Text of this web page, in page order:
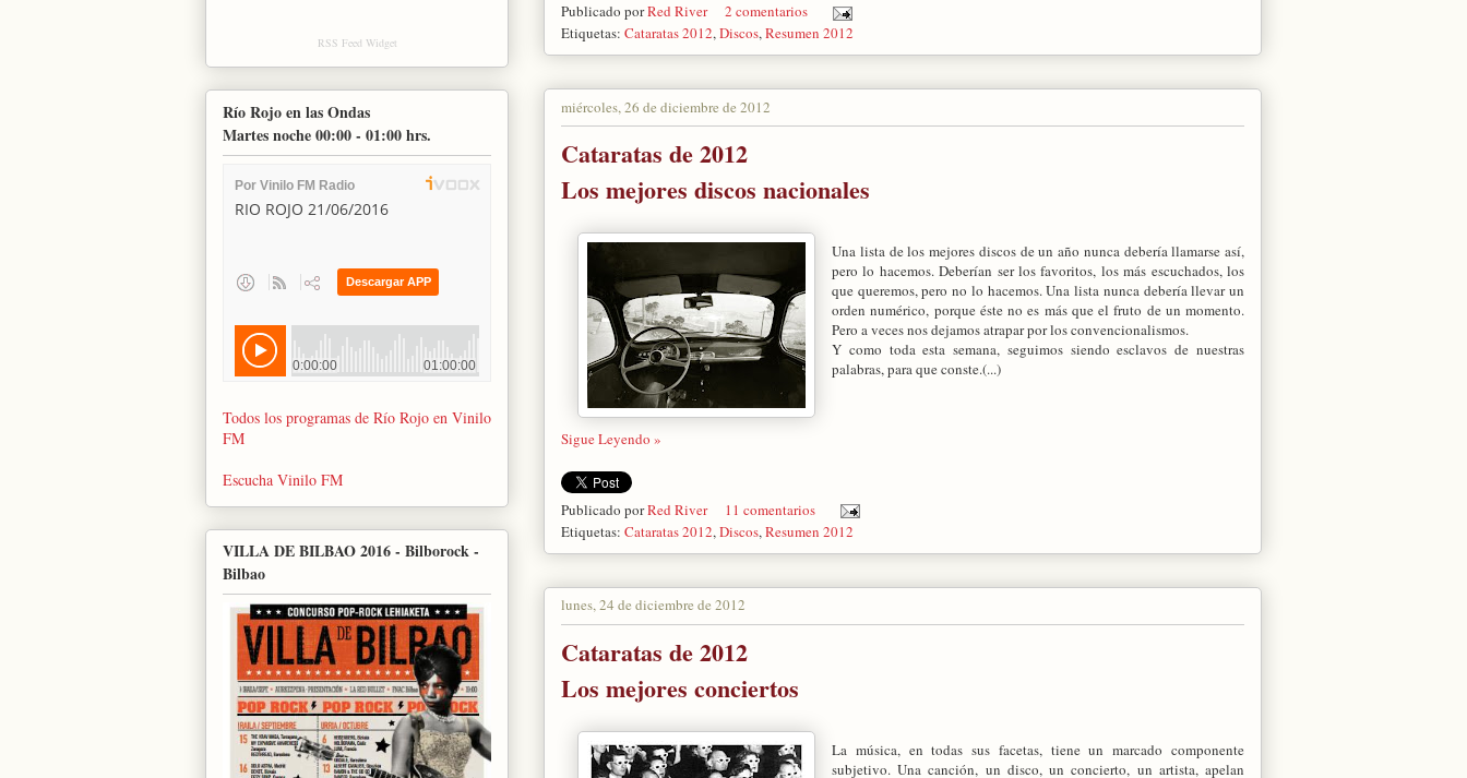
Publicado porRed River
2 comentarios
Etiquetas: Cataratas 2012,Discos,Resumen 2012
miércoles, 26 de diciembre de 2012
Cataratas de 2012
Los mejores discos nacionales
Una lista de los mejores discos de un año nunca debería llamarse así,
pero lo hacemos. Deberían ser los favoritos, los más escuchados, los
que queremos, pero no lo hacemos. Una lista nunca debería llevar un
orden numérico, porque éste no es más que el fruto de un momento.
Pero a veces nos dejamos atrapar por los convencionalismos.
Y como toda esta semana, seguimos siendo esclavos de nuestras
palabras, para que conste.(...)
Sigue Leyendo »
Publicado porRed River
11 comentarios
Etiquetas: Cataratas 2012, Discos, Resumen 2012
lunes, 24 de diciembre de 2012
Cataratas de 2012
Los mejores conciertos
La música, en todas sus facetas, tiene un marcado componente
subjetivo. Una canción, un disco, un concierto, un artista, apelan
RSS Feed Widget
Río Rojo en las Ondas
Martes noche 00:00 - 01:00 hrs.
Todos los programas de Río Rojo en Vinilo
FM
Escucha Vinilo FM
VILLA DE BILBAO 2016 - Bilborock -
Bilbao